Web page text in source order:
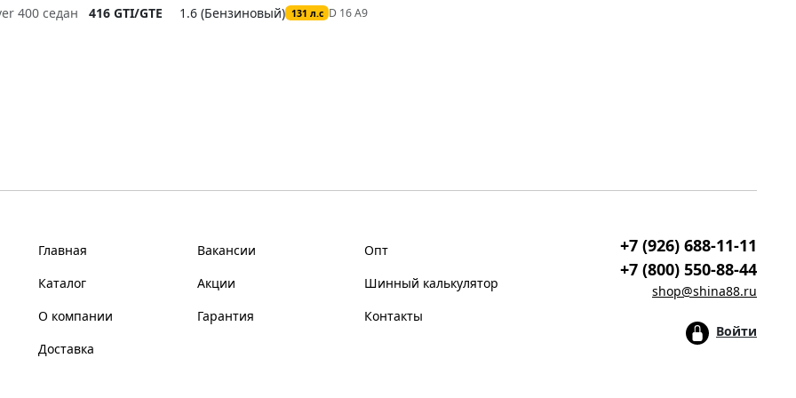
400 седан 416 GTI/GTE 1.6 (Бензиновый) 131 л.с D 16 A9
Главная
Каталог
О компании
Доставка
Вакансии
Акции
Гарантия
Опт
Шинный калькулятор
Контакты
+7 (926) 688-11-11
+7 (800) 550-88-44
shop@shina88.ru
Войти